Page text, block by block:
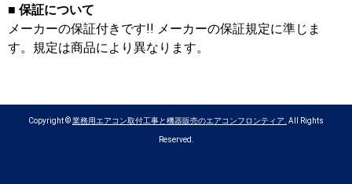
■ 保証について
メーカーの保証付きです!! メーカーの保証規定に準じま
す。規定は商品により異なります。
Copyright ©業務用エアコン取付工事と機器販売のエアコンフロンティア. All Rights
Reserved.